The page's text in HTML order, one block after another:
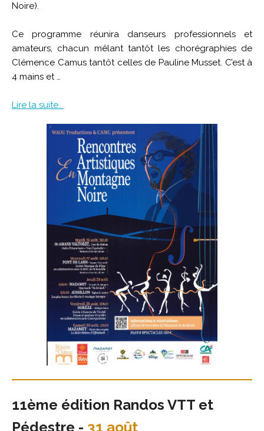
Noire).
Ce programme réunira danseurs professionnels et
amateurs, chacun mêlant tantôt les chorégraphies de
Clémence Camus tantôt celles de Pauline Musset. C’est à
4 mains et …
Lire la suite...
11ème édition Randos VTT et
Pédestre - 31 août